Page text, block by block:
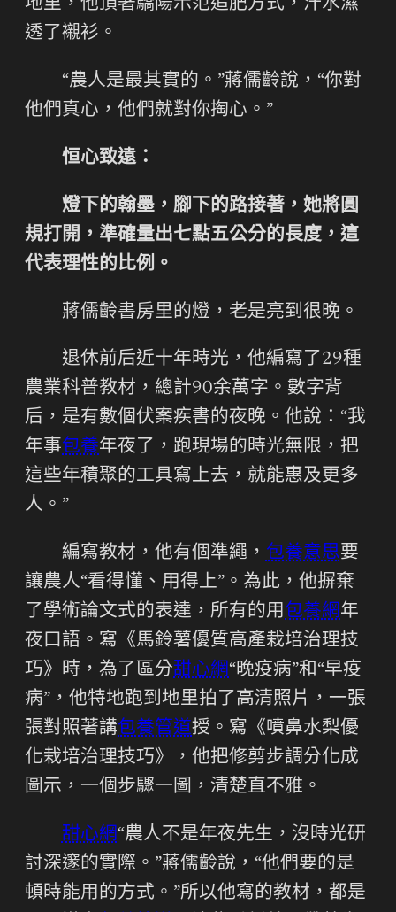
地里，他頂著驕陽示范追肥方式，汗水濕
透了襯衫。
“農人是最其實的。”蔣儒齡說，“你對
他們真心，他們就對你掏心。”
恒心致遠：
燈下的翰墨，腳下的路接著，她將圓
規打開，準確量出七點五公分的長度，這
代表理性的比例。
蔣儒齡書房里的燈，老是亮到很晚。
退休前后近十年時光，他編寫了29種
農業科普教材，總計90余萬字。數字背
后，是有數個伏案疾書的夜晚。他說：“我
年事包養年夜了，跑現場的時光無限，把
這些年積聚的工具寫上去，就能惠及更多
人。”
編寫教材，他有個準繩， 包養意思要
讓農人“看得懂、用得上”。為此，他摒棄
了學術論文式的表達，所有的用包養網年
夜口語。寫《馬鈴薯優質高產栽培治理技
巧》時，為了區分甜心網“晚疫病”和“早疫
病”，他特地跑到地里拍了高清照片，一張
張對照著講包養管道授。寫《噴鼻水梨優
化栽培治理技巧》，他把修剪步調分化成
圖示，一個步驟一圖，清楚直不雅。
甜心網“農人不是年夜先生，沒時光研
討深邃的實際。”蔣儒齡說，“他們要的是
頓時能用的方式。”所以他寫的教材，都是